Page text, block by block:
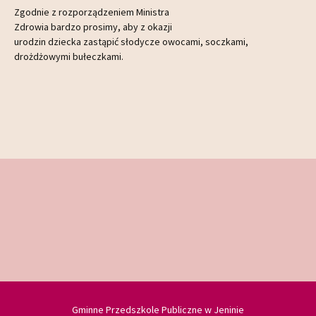
Zgodnie z rozporządzeniem Ministra
Zdrowia bardzo prosimy, aby z okazji
urodzin dziecka zastąpić słodycze owocami, soczkami,
drożdżowymi bułeczkami.
Gminne Przedszkole Publiczne w Jeninie